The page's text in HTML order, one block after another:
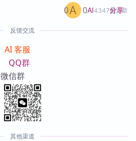
AI4347篇文章
0 0 分享
反馈交流
AI 客服
QQ群
微信群
其他渠道